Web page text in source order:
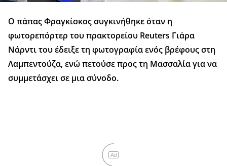
Ο πάπας Φραγκίσκος συγκινήθηκε όταν η
φωτορεπόρτερ του πρακτορείου Reuters Γιάρα
Νάρντι του έδειξε τη φωτογραφία ενός βρέφους στη
Λαμπεντούζα, ενώ πετούσε προς τη Μασσαλία για να
συμμετάσχει σε μια σύνοδο.
Ad